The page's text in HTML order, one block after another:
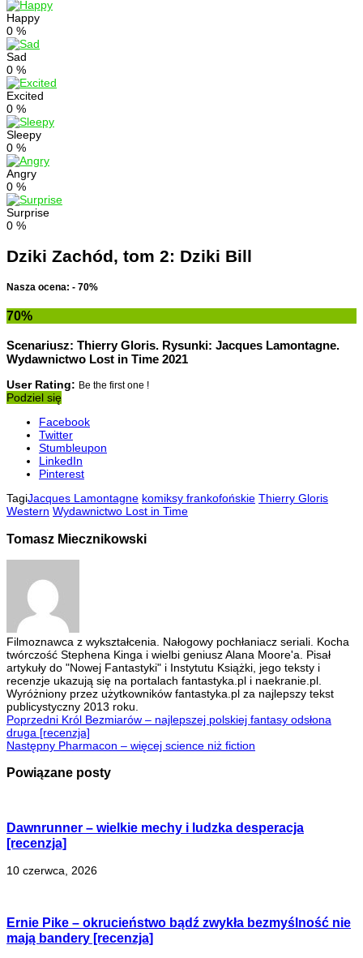
Happy
0 %
Sad
0 %
Excited
0 %
Sleepy
0 %
Angry
0 %
Surprise
0 %
Dziki Zachód, tom 2: Dziki Bill
Nasza ocena: - 70%
70%
Scenariusz: Thierry Gloris. Rysunki: Jacques Lamontagne.
Wydawnictwo Lost in Time 2021
User Rating: Be the first one !
Podziel się
Facebook
Twitter
Stumbleupon
LinkedIn
Pinterest
TagiJacques Lamontagne komiksy frankofońskie Thierry Gloris
Western Wydawnictwo Lost in Time
Tomasz Miecznikowski
Filmoznawca z wykształcenia. Nałogowy pochłaniacz seriali. Kocha
twórczość Stephena Kinga i wielbi geniusz Alana Moore'a. Pisał
artykuły do "Nowej Fantastyki" i Instytutu Książki, jego teksty i
recenzje ukazują się na portalach fantastyka.pl i naekranie.pl.
Wyróżniony przez użytkowników fantastyka.pl za najlepszy tekst
publicystyczny 2013 roku.
Poprzedni Król Bezmiarów – najlepszej polskiej fantasy odsłona
druga [recenzja]
Następny Pharmacon – więcej science niż fiction
Powiązane posty
Dawnrunner – wielkie mechy i ludzka desperacja
[recenzja]
10 czerwca, 2026
Ernie Pike – okrucieństwo bądź zwykła bezmyślność nie
mają bandery [recenzja]